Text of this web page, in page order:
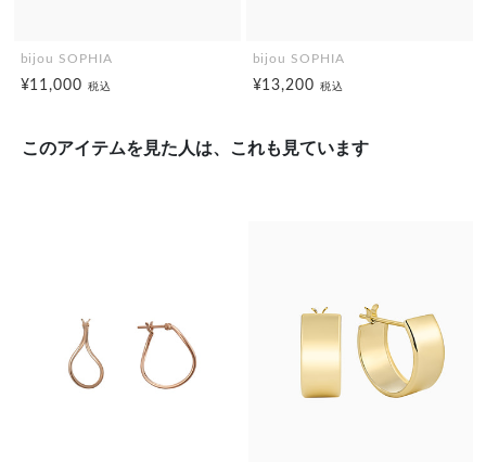
bijou SOPHIA
¥11,000税込
bijou SOPHIA
¥13,200税込
このアイテムを見た人は、これも見ています